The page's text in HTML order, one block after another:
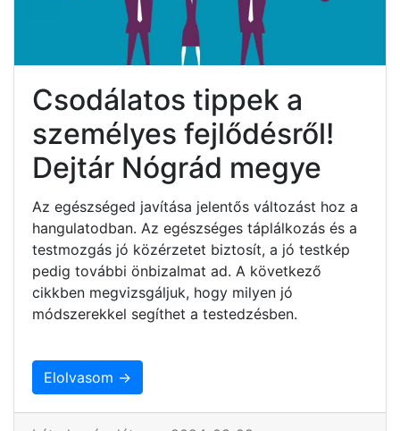
Csodálatos tippek a
személyes fejlődésről!
Dejtár Nógrád megye
Az egészséged javítása jelentős változást hoz a
hangulatodban. Az egészséges táplálkozás és a
testmozgás jó közérzetet biztosít, a jó testkép
pedig további önbizalmat ad. A következő
cikkben megvizsgáljuk, hogy milyen jó
módszerekkel segíthet a testedzésben.
Elolvasom →